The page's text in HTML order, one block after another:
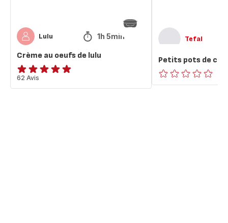
Lulu 1h 5min
Crème au oeufs de lulu
ratings.4.8
62 Avis
Tefal
Petits pots de
ratings.0